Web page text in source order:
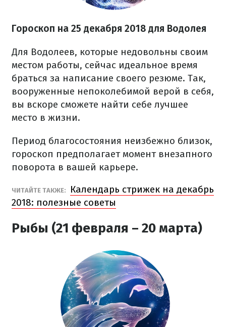
Гороскоп на 25 декабря 2018 для Водолея
Для Водолеев, которые недовольны своим
местом работы, сейчас идеальное время
браться за написание своего резюме. Так,
вооруженные непоколебимой верой в себя,
вы вскоре сможете найти себе лучшее
место в жизни.
Период благосостояния неизбежно близок,
гороскоп предполагает момент внезапного
поворота в вашей карьере.
ЧИТАЙТЕ ТАКЖЕ:
Календарь стрижек на декабрь
2018: полезные советы
Рыбы (21 февраля – 20 марта)